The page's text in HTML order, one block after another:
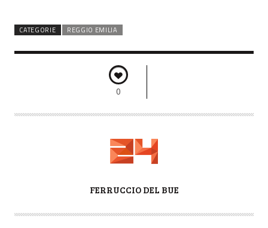
CATEGORIE REGGIO EMILIA
0
T
FERRUCCIO DEL BUE